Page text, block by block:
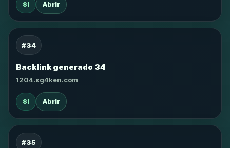
SI Abrir
#34
Backlink generado 34
1204.xg4ken.com
SI Abrir
#35